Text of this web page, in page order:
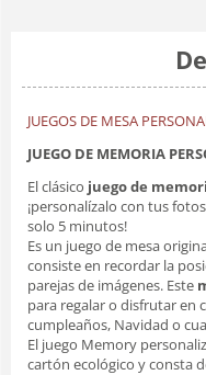
JUEGOS DE MESA
JUEGO DE MEMORIA
El clásico juego de
¡personalízalo con tus
solo 5 minutos!
Es un juego de mesa
consiste en recordar la
parejas de imágenes. Este
para regalar o disfrutar en
cumpleaños, Navidad o
El juego Memory
cartón ecológico y consta